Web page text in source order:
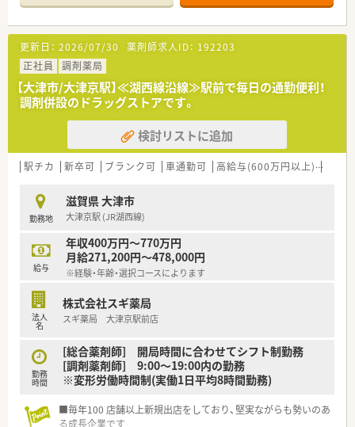
【募集背景と求める人物像について】
■今回は欠員補充のための募集となり、これまでのご経験を活か
して即戦力としてご活躍いただける方を歓迎します。
■総合科目を応需するため、多様な処方に触れながら自身のスキ
ルを磨きたいという向上心のある方に最適です。
■チームワークを大切にし、主体的に行動できる方や、将来的に
キャリアアップを目指したい方を求めています。
【こんな取り組みをしています】
■最新の薬歴システムや調剤過誤防止システムを導入し、業務の
効率化と安全性の向上を常に図っています。
■社員の経済的負担を軽減するため、独自の奨学金返済支援制度
■社員やその家族が全国の保養施設を利用できるなど、仕事以外
のプライベートの充実も手厚くサポートします。
【こんな方にオススメ】
■安定した大手企業で働きながら、総合病院門前で薬剤師として
のスキルを総合的に高めたい方におすすめです。
■将来は店舗の管理職や本部職、ひいては経営層など多彩なキャ
■年収や休日、福利厚生といった待遇面を重視し、安心して長く
働き続けられる職場環境を求める方におすすめです。
更新日： 2026/07/30 薬剤師求人ID： 192203
正社員
調剤薬局
【大津市/大津京駅】≪湖西線沿線≫駅前で毎日の通勤便利！
調剤併設のドラッグストアです。
検討リストに追加
駅チカ 新卒可 ブランク可 車通勤可 高給与(600万円以上)
勤務地
滋賀県 大津市
大津京駅 (JR湖西線)
給与
年収400万円～770万円
月給271,200円～478,000円
※経験・年齢・選択コースによります
法人
名
株式会社スギ薬局
スギ薬局 大津京駅前店
勤務
時間
[総合薬剤師] 開局時間に合わせてシフト制勤務
[調剤薬剤師] 9:00～19:00内の勤務
※変形労働時間制(実働1日平均8時間勤務)
■毎年100 店舗以上新規出店をしており、堅実ながらも勢いのあ
る成長企業です